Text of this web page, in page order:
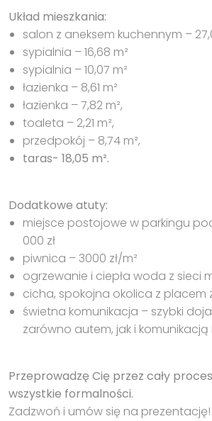
Układ mieszkania:
salon z aneksem kuchennym –
sypialnia – 16,68 m²
sypialnia – 10,07 m²
łazienka – 8,61 m²
łazienka – 7,82 m²,
toaleta – 2,21 m²,
przedpokój – 8,74 m²,
taras- 18,05 m².
Dodatkowe atuty:
miejsce postojowe w parkingu
000 zł
piwnica – 3000 zł/m²
ogrzewanie i ciepła woda z sieci
cicha, spokojna okolica z placem
świetna komunikacja – szybki
zarówno autem, jak i komunikacją
Przeprowadzę Cię przez cały
wszystkie formalności.
Zadzwoń i umów się na prezentację!